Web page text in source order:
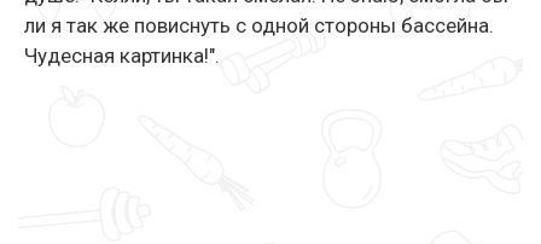
ли я так же повиснуть с одной стороны бассейна.
Чудесная картинка!".